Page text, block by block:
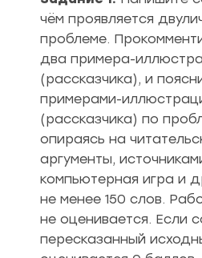
чём проявляется
проблеме.
два примера-
(рассказчика), и
примерами-
(рассказчика) по
опираясь на
аргументы,
компьютерная игра и
не менее 150 слов.
не оценивается. Если
пересказанный